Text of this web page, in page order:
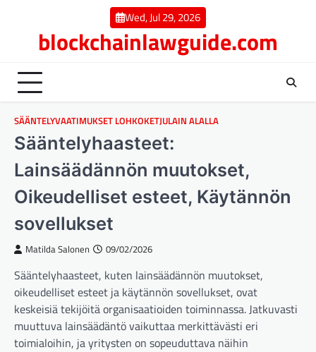
Wed, Jul 29, 2026
blockchainlawguide.com
SÄÄNTELYVAATIMUKSET LOHKOKETJULAIN ALALLA
Sääntelyhaasteet:
Lainsäädännön muutokset,
Oikeudelliset esteet, Käytännön
sovellukset
Matilda Salonen 09/02/2026
Sääntelyhaasteet, kuten lainsäädännön muutokset,
oikeudelliset esteet ja käytännön sovellukset, ovat
keskeisiä tekijöitä organisaatioiden toiminnassa. Jatkuvasti
muuttuva lainsäädäntö vaikuttaa merkittävästi eri
toimialoihin, ja yritysten on sopeuduttava näihin